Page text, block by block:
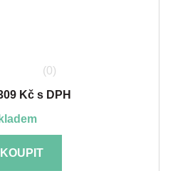
(0)
Kč s DPH
skladem
KOUPIT